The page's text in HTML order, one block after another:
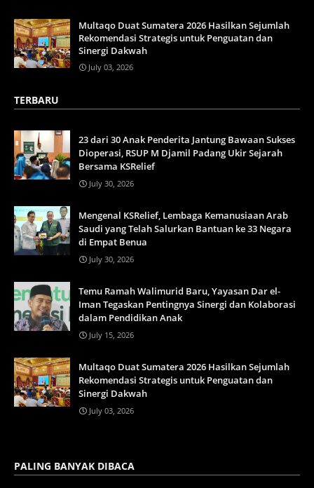
Multaqo Duat Sumatera 2026 Hasilkan Sejumlah
Rekomendasi Strategis untuk Penguatan dan
Sinergi Dakwah
July 03, 2026
TERBARU
23 dari 30 Anak Penderita Jantung Bawaan Sukses
Dioperasi, RSUP M Djamil Padang Ukir Sejarah
Bersama KSRelief
July 30, 2026
Mengenal KSRelief, Lembaga Kemanusiaan Arab
Saudi yang Telah Salurkan Bantuan ke 33 Negara
di Empat Benua
July 30, 2026
Temu Ramah Walimurid Baru, Yayasan Dar el-
Iman Tegaskan Pentingnya Sinergi dan Kolaborasi
dalam Pendidikan Anak
July 15, 2026
Multaqo Duat Sumatera 2026 Hasilkan Sejumlah
Rekomendasi Strategis untuk Penguatan dan
Sinergi Dakwah
July 03, 2026
PALING BANYAK DIBACA